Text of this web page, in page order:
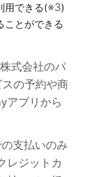
用できる(※3)
ことができる
式会社のパ
の予約や商
アプリから
支払いのみ
レジットカ